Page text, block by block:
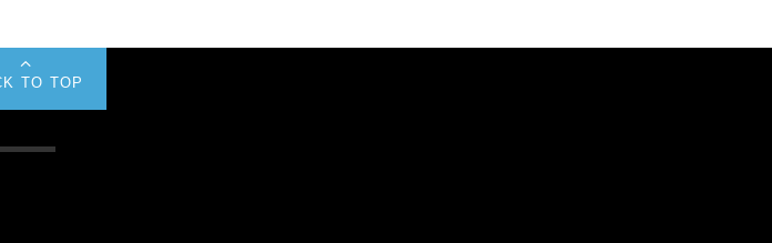
TO TOP